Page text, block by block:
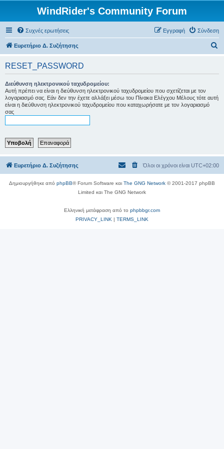
WindRider's Community Forum
Συχνές ερωτήσεις Σύνδεση
Εγγραφή
Ευρετήριο Δ. Συζήτησης
RESET_PASSWORD
Διεύθυνση ηλεκτρονικού ταχυδρομείου:
Αυτή πρέπει να είναι η διεύθυνση ηλεκτρονικού ταχυδρομείου που σχετίζεται με τον
λογαριασμό σας. Εάν δεν την έχετε αλλάξει μέσω του Πίνακα Ελέγχου Μέλους τότε αυτή
είναι η διεύθυνση ηλεκτρονικού ταχυδρομείου που καταχωρήσατε με τον λογαριασμό
σας
Ευρετήριο Δ. Συζήτησης Όλοι οι χρόνοι είναι UTC+02:00
Δημιουργήθηκε από phpBB® Forum Software και The GNG Network © 2001-2017 phpBB
Limited και The GNG Network
Ελληνική μετάφραση από το phpbbgr.com
PRIVACY_LINK | TERMS_LINK